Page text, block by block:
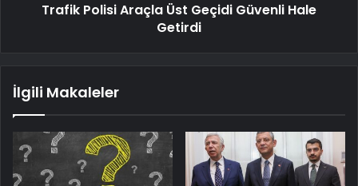
Trafik Polisi Araçla Üst Geçidi Güvenli Hale
Getirdi
İlgili Makaleler